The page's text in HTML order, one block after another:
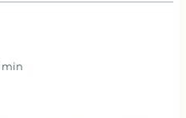
min